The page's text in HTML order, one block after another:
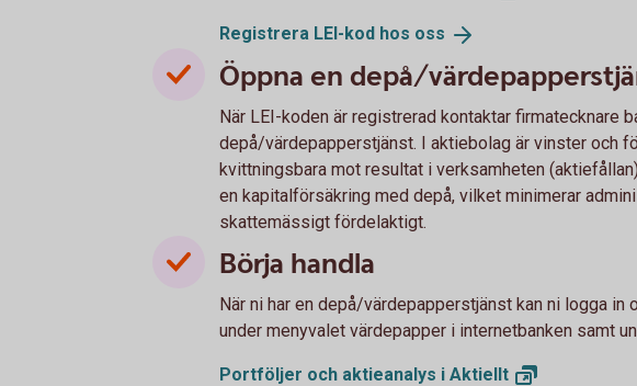
Registrera LEI-kod hos oss
Öppna en depå/
När LEI-koden är registrerad kontaktar firmatecknare
depå/värdepapperstjänst. I aktiebolag är vinster och
kvittningsbara mot resultat i verksamheten
en kapitalförsäkring med depå, vilket minimerar
skattemässigt fördelaktigt.
Börja handla
När ni har en depå/värdepapperstjänst kan ni logga in
under menyvalet värdepapper i internetbanken samt
Portföljer och aktieanalys i Aktiellt